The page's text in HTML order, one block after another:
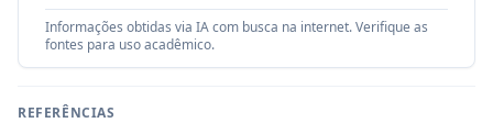
Informações obtidas via IA com busca na internet. Verifique as
fontes para uso acadêmico.
REFERÊNCIAS